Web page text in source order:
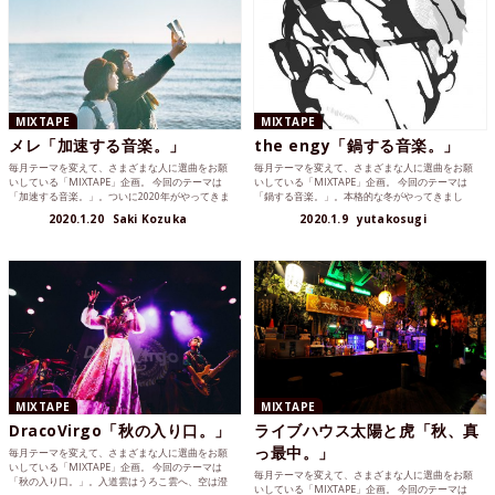
MIXTAPE
メレ「加速する音楽。」
毎月テーマを変えて、さまざまな人に選曲をお願
いしている「MIXTAPE」企画。 今回のテーマは
「加速する音楽。」。ついに2020年がやってきま
2020.1.20 Saki Kozuka
MIXTAPE
the engy「鍋する音楽。」
毎月テーマを変えて、さまざまな人に選曲をお願
いしている「MIXTAPE」企画。 今回のテーマは
「鍋する音楽。」。本格的な冬がやってきまし
2020.1.9 yutakosugi
MIXTAPE
DracoVirgo「秋の入り口。」
毎月テーマを変えて、さまざまな人に選曲をお願
いしている「MIXTAPE」企画。 今回のテーマは
「秋の入り口。」。入道雲はうろこ雲へ、空は澄
MIXTAPE
ライブハウス太陽と虎「秋、真
っ最中。」
毎月テーマを変えて、さまざまな人に選曲をお願
いしている「MIXTAPE」企画。 今回のテーマは